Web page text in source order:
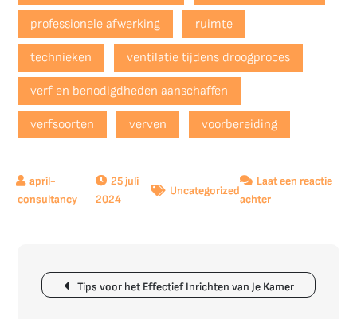
professionele afwerking ruimte
technieken ventilatie tijdens droogproces
verf en benodigdheden aanschaffen
verfsoorten verven voorbereiding
25 juli
2024
Uncategorized
Laat een reactie
achterop
van
Verven:
Berichtnavigatie
Tips voor het Effectief Inrichten van Je Kamer